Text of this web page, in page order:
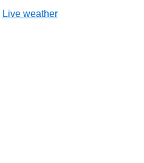
Live weather